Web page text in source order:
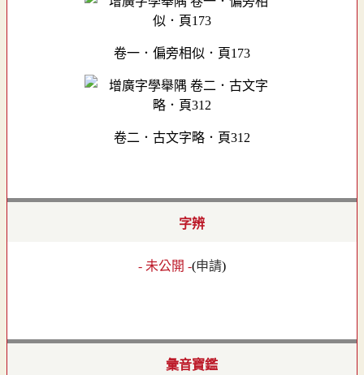
卷一．偏旁相似．頁173
卷二．古文字略．頁312
字辨
- 未公開 -(申請)
彙音寶鑑